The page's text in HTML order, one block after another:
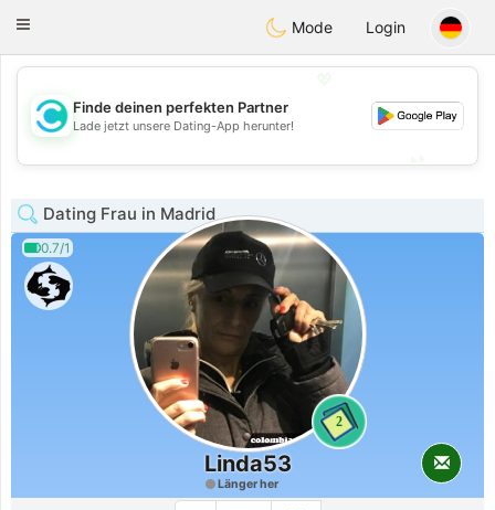
olombiaCitas
Toggle
Mode Login
💖
💕
Finde deinen perfekten Partner
Lade jetzt unsere Dating-App herunter!
Dating Frau in Madrid
0.7/1
2
Linda53
Länger her